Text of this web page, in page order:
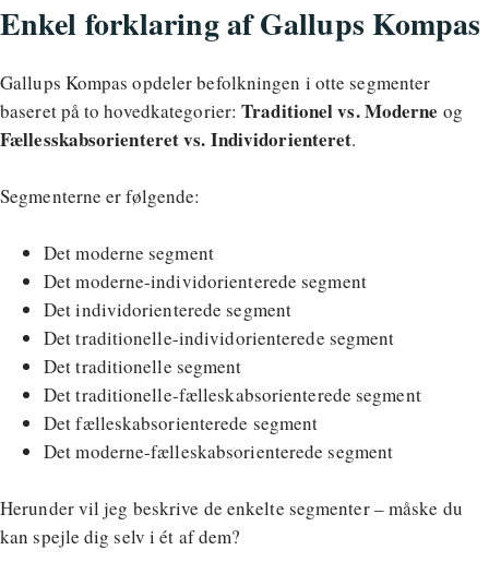
Enkel forklaring af Gallups Kompas
Gallups Kompas opdeler befolkningen i otte segmenter
baseret på to hovedkategorier:Traditionel vs. Moderne og
Fællesskabsorienteret vs. Individorienteret.
Segmenterne er følgende:
Det moderne segment
Det moderne-individorienterede segment
Det individorienterede segment
Det traditionelle-individorienterede segment
Det traditionelle segment
Det traditionelle-fælleskabsorienterede segment
Det fælleskabsorienterede segment
Det moderne-fælleskabsorienterede segment
Herunder vil jeg beskrive de enkelte segmenter – måske du
kan spejle dig selv i ét af dem?